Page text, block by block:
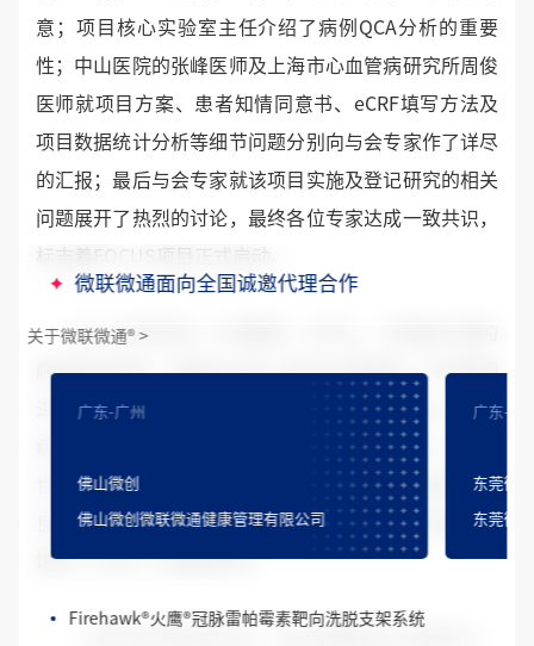
微联微通面向全国诚邀代理合作
关于微联微通® >
广东-广州
佛山微创
佛山微创微联微通健康管理有限公司
广东-珠
东莞微
东莞微
火鸟™ 冠脉雷帕霉素洗脱钴基合金支架系统
FireKingFisher®火翠鸟®冠脉雷帕霉素洗脱支架系统
Firebird Pro+®冠脉雷帕霉素洗脱钴基合金支架系统
Firehawk ® 火鹰®冠脉雷帕霉素靶向洗脱支架系统
意；项目核心实验室主任介绍了病例QCA分析的重要
性；中山医院的张峰医师及上海市心血管病研究所周俊
医师就项目方案、患者知情同意书、eCRF填写方法及
项目数据统计分析等细节问题分别向与会专家作了详尽
的汇报；最后与会专家就该项目实施及登记研究的相关
问题展开了热烈的讨论，最终各位专家达成一致共识，
标志着FOCUS项目正式启动。
FOCUS研究是一个前瞻性、多中心、非随机对照的
临床登记研究，该研究计划入选5000例患者，并对病例
进行术后30天、6、12、24、36个月的临床随访，每个
病例观察36个月。研究目的是评估Firebird2在“真实
世界”中的临床疗效，主要终点是12个月的主要心脏不
良事件（MACE）。FOCUS是目前国内第一家采用网上
填表（eCRF）的临床研究。